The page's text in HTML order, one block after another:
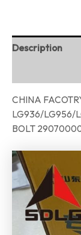
Description
CHINA
LG936/LG956/
BOLT